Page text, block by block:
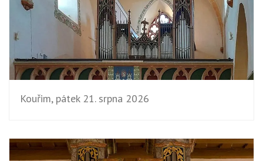
Kouřim, pátek 21. srpna 2026